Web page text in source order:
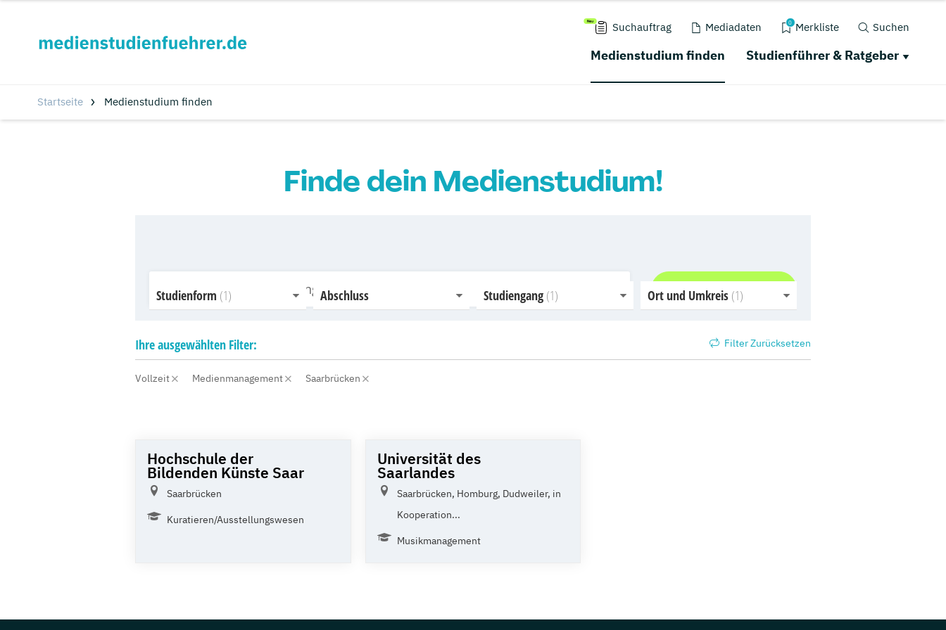
Suchauftrag Mediadaten 0 Merkliste Suchen
Medienstudium finden Studienführer & Ratgeber
Startseite Medienstudium finden
Finde dein Medienstudium!
Jetzt finden
Ihreausgewählten Filter: Filter Zurücksetzen
Vollzeit Medienmanagement Saarbrücken
Studienform Abschluss Studiengang Ort und Umkreis
Hochschule der
Bildenden Künste Saar
Saarbrücken
Kuratieren/Ausstellungswesen
Universität des
Saarlandes
Saarbrücken, Homburg, Dudweiler, in
Kooperation...
Musikmanagement